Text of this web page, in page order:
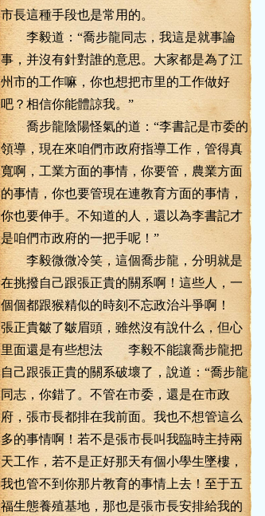
市長這種手段也是常用的。
李毅道：“喬步龍同志，我這是就事論
事，并沒有針對誰的意思。大家都是為了江
州市的工作嘛，你也想把市里的工作做好
吧？相信你能體諒我。”
喬步龍陰陽怪氣的道：“李書記是市委的
領導，現在來咱們市政府指導工作，管得真
寬啊，工業方面的事情，你要管，農業方面
的事情，你也要管現在連教育方面的事情，
你也要伸手。不知道的人，還以為李書記才
是咱們市政府的一把手呢！”
李毅微微冷笑，這個喬步龍，分明就是
在挑撥自己跟張正貴的關系啊！這些人，一
個個都跟猴精似的時刻不忘政治斗爭啊！
張正貴皺了皺眉頭，雖然沒有說什么，但心
里面還是有些想法 李毅不能讓喬步龍把
自己跟張正貴的關系破壞了，說道：“喬步龍
同志，你錯了。不管在市委，還是在市政
府，張市長都排在我前面。我也不想管這么
多的事情啊！若不是張市長叫我臨時主持兩
天工作，若不是正好那天有個小學生墜樓，
我也管不到你那片教育的事情上去！至于五
福生態養殖基地，那也是張市長安排給我的